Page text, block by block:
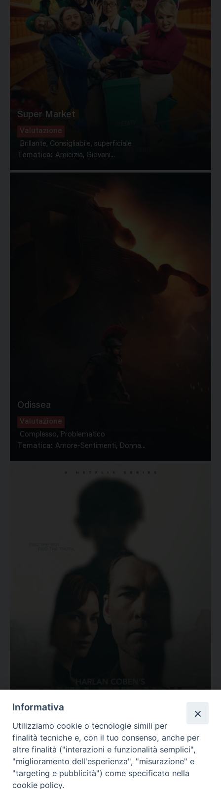
Super Market
Valutazione
Brillante, Consigliabile, superficiale
Tematica: Amicizia, Giovani...
Odissea
Valutazione
Complesso, Problematico
Tematica: Amore-Sentimenti, Donna...
Valutazione
Complesso, Problematico
Tematica: Amore-Sentimenti, Carcere...
Informativa
Utilizziamo cookie o tecnologie simili per
finalità tecniche e, con il tuo consenso, anche per
altre finalità ("interazioni e funzionalità semplici",
"miglioramento dell'esperienza", "misurazione" e
"targeting e pubblicità") come specificato nella
cookie policy.